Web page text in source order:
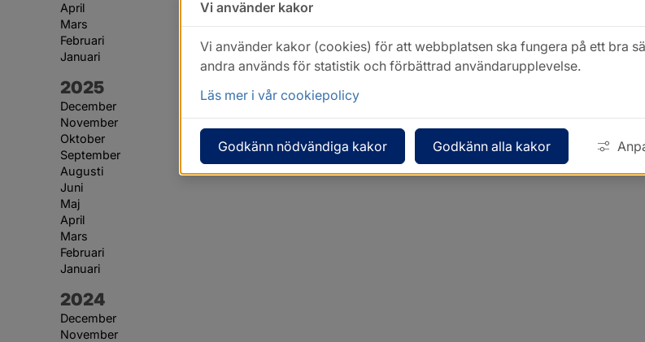
April
Mars
Februari
Januari
År:
2025
December
November
Oktober
September
Augusti
Juni
Maj
April
Mars
Februari
Januari
År:
2024
December
November
Vi använder kakor
Vi använder kakor (cookies) för att webbplatsen ska fungera på ett bra
andra används för statistik och förbättrad användarupplevelse.
Läs mer i vår cookiepolicy
Godkänn nödvändiga kakor Godkänn alla kakor